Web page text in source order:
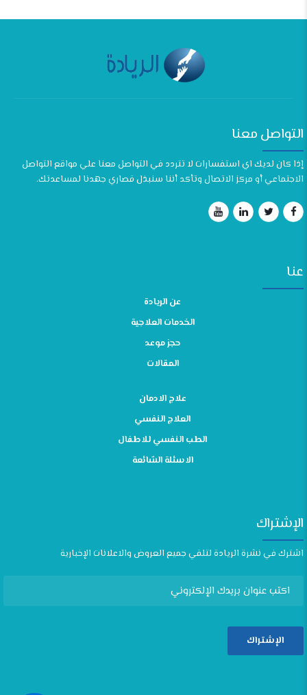
التواصل معنا
إذا كان لديك اي استفسارات لا تتردد في التواصل معنا علي مواقع التواصل
الاجتماعي أو مركز الاتصال وتأكد أننا سنبذل قصاري جهدنا لمساعدتك.
عنا
عن الريادة
الخدمات العلاجية
حجز موعد
المقالات
علاج الادمان
العلاج النفسي
الطب النفسي للاطفال
الاسئلة الشائعة
الإشتراك
اشترك في نشرة الريادة لتلقي جميع العروض والاعلانات الإخبارية